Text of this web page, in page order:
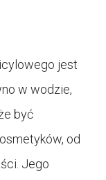
jest
w wodzie,
być
od
Jego